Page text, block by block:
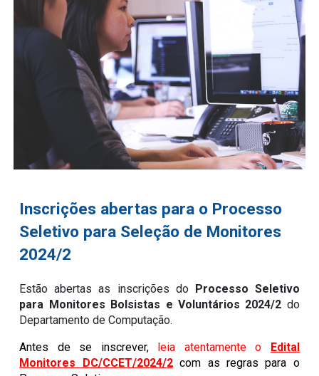
Inscrições abertas para o Processo
Seletivo para Seleção de Monitores
2024/2
Estão abertas as inscrições do Processo Seletivo
para Monitores Bolsistas e Voluntários 2024/2 do
Departamento de Computação.
Antes de se inscrever, leia atentamente o
Edital
Monitores DC/CCET/2024/2com as regras para o